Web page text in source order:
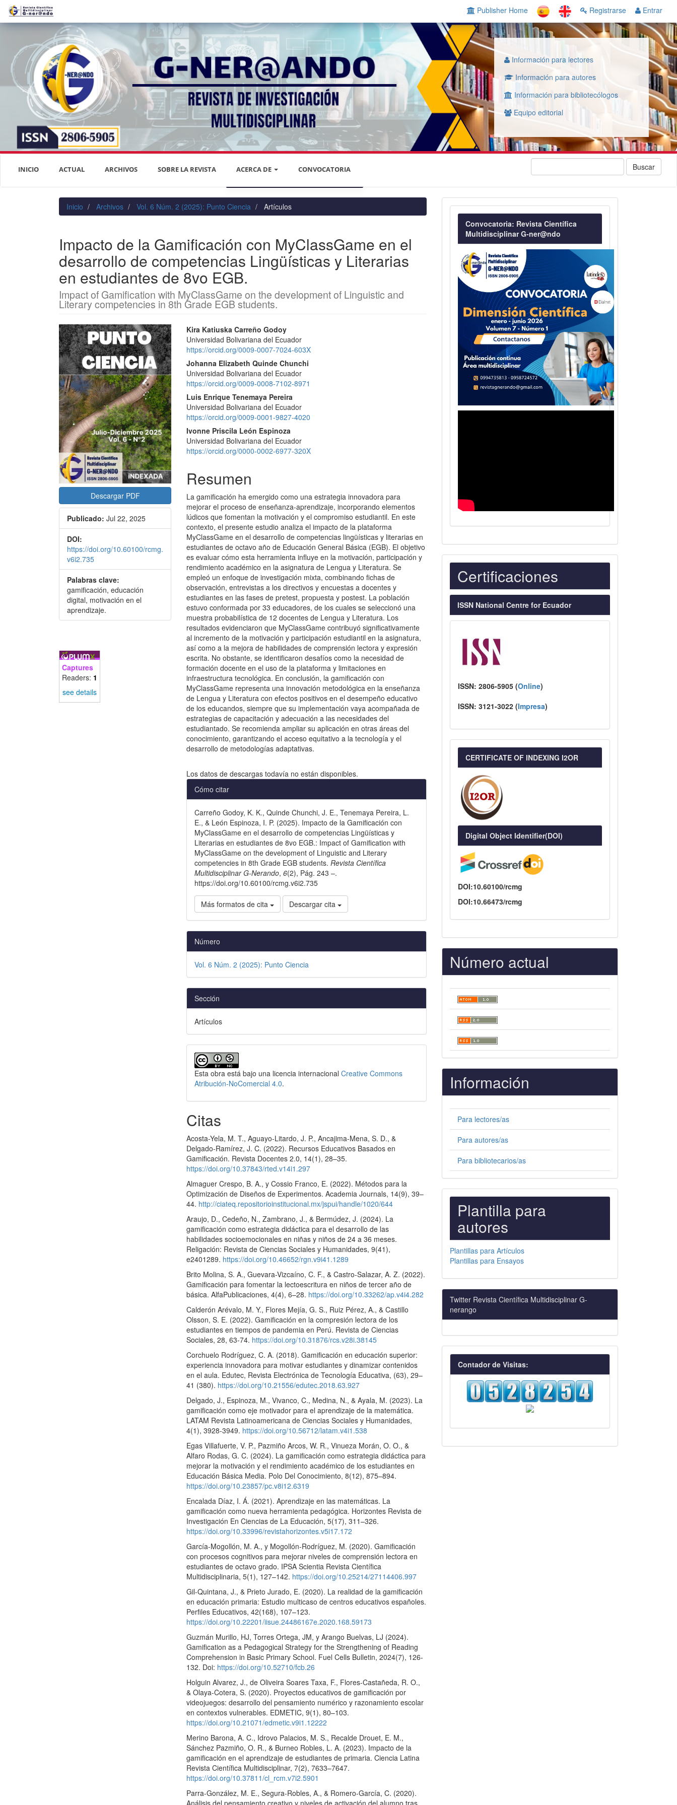
Navegación
principal
Contenido
Barra
lateral
Publisher Home Registrarse Entrar
Información para lectores
Información para autores
Información para bibliotecólogos
Equipo editorial
INICIO ACTUAL ARCHIVOS SOBRE LA REVISTA ACERCA DE
DECLARACIÓN DE PRIVACIDAD
EQUIPO EDITORIAL
PROTOCOLO DE INTEROPERABILIDAD
¿CÓMO REGISTRARSE?
CONTACTO
ENVÍOS
REGISTRARSE
ENTRAR
CONVOCATORIA Buscar
Inicio Archivos Vol. 6 Núm. 2 (2025): Punto Ciencia Artículos
Impacto de la Gamificación con MyClassGame en el
desarrollo de competencias Lingüísticas y Literarias
en estudiantes de 8vo EGB.
Impact of Gamification with MyClassGame on the development of Linguistic and
Literary competencies in 8th Grade EGB students.
Barra
lateral
del
artículo
Descargar PDF
Publicado: Jul 22, 2025
DOI:
https://doi.org/10.60100/rcmg.
v6i2.735
Palabras clave:
gamificación, educación
digital, motivación en el
aprendizaje.
Captures
Readers: 1
see details
Contenido
principal
del
artículo
Kira Katiuska Carreño Godoy
Universidad Bolivariana del Ecuador
https://orcid.org/0009-0007-7024-603X
Johanna Elizabeth Quinde Chunchi
Universidad Bolivariana del Ecuador
https://orcid.org/0009-0008-7102-8971
Luis Enrique Tenemaya Pereira
Universidad Bolivariana del Ecuador
https://orcid.org/0009-0001-9827-4020
Ivonne Priscila León Espinoza
Universidad Bolivariana del Ecuador
https://orcid.org/0000-0002-6977-320X
Resumen
La gamificación ha emergido como una estrategia innovadora para
mejorar el proceso de enseñanza-aprendizaje, incorporando elementos
lúdicos que fomentan la motivación y el compromiso estudiantil. En este
contexto, el presente estudio analiza el impacto de la plataforma
MyClassGame en el desarrollo de competencias lingüísticas y literarias en
estudiantes de octavo año de Educación General Básica (EGB). El objetivo
es evaluar cómo esta herramienta influye en la motivación, participación y
rendimiento académico en la asignatura de Lengua y Literatura. Se
empleó un enfoque de investigación mixta, combinando fichas de
observación, entrevistas a los directivos y encuestas a docentes y
estudiantes en las fases de pretest, propuesta y postest. La población
estuvo conformada por 33 educadores, de los cuales se seleccionó una
muestra probabilística de 12 docentes de Lengua y Literatura. Los
resultados evidenciaron que MyClassGame contribuyó significativamente
al incremento de la motivación y participación estudiantil en la asignatura,
así como a la mejora de habilidades de comprensión lectora y expresión
escrita. No obstante, se identificaron desafíos como la necesidad de
formación docente en el uso de la plataforma y limitaciones en
infraestructura tecnológica. En conclusión, la gamificación con
MyClassGame representa una innovación metodológica en la enseñanza
de Lengua y Literatura con efectos positivos en el desempeño educativo
de los educandos, siempre que su implementación vaya acompañada de
estrategias de capacitación y adecuación a las necesidades del
estudiantado. Se recomienda ampliar su aplicación en otras áreas del
conocimiento, garantizando el acceso equitativo a la tecnología y el
desarrollo de metodologías adaptativas.
Los datos de descargas todavía no están disponibles.
Detalles
del
artículo
Cómo citar
Carreño Godoy, K. K., Quinde Chunchi, J. E., Tenemaya Pereira, L.
E., & León Espinoza, I. P. (2025). Impacto de la Gamificación con
MyClassGame en el desarrollo de competencias Lingüísticas y
Literarias en estudiantes de 8vo EGB.: Impact of Gamification with
MyClassGame on the development of Linguistic and Literary
competencies in 8th Grade EGB students.Revista Científica
Multidisciplinar G-Nerando,6(2), Pág. 243 –.
https://doi.org/10.60100/rcmg.v6i2.735
Más formatos de cita Descargar cita
Número
Vol. 6 Núm. 2 (2025): Punto Ciencia
Sección
Artículos
Esta obra está bajo una licencia internacionalCreative Commons
Atribución-NoComercial 4.0.
Citas
Acosta-Yela, M. T., Aguayo-Litardo, J. P., Ancajima-Mena, S. D., &
Delgado-Ramírez, J. C. (2022). Recursos Educativos Basados en
Gamificación. Revista Docentes 2.0, 14(1), 28–35.
https://doi.org/10.37843/rted.v14i1.297
Almaguer Crespo, B. A., y Cossio Franco, E. (2022). Métodos para la
Optimización de Diseños de Experimentos. Academia Journals, 14(9), 39–
44. http://ciateq.repositorioinstitucional.mx/jspui/handle/1020/644
Araujo, D., Cedeño, N., Zambrano, J., & Bermúdez, J. (2024). La
gamificación como estrategia didáctica para el desarrollo de las
habilidades socioemocionales en niñas y niños de 24 a 36 meses.
Religación: Revista de Ciencias Sociales y Humanidades, 9(41),
e2401289. https://doi.org/10.46652/rgn.v9i41.1289
Brito Molina, S. A., Guevara-Vizcaíno, C. F., & Castro-Salazar, A. Z. (2022).
Gamificación para fomentar la lectoescritura en niños de tercer año de
básica. AlfaPublicaciones, 4(4), 6–28. https://doi.org/10.33262/ap.v4i4.282
Calderón Arévalo, M. Y., Flores Mejía, G. S., Ruiz Pérez, A., & Castillo
Olsson, S. E. (2022). Gamificación en la compresión lectora de los
estudiantes en tiempos de pandemia en Perú. Revista de Ciencias
Sociales, 28, 63-74. https://doi.org/10.31876/rcs.v28i.38145
Corchuelo Rodríguez, C. A. (2018). Gamificación en educación superior:
experiencia innovadora para motivar estudiantes y dinamizar contenidos
en el aula. Edutec, Revista Electrónica de Tecnología Educativa, (63), 29–
41 (380). https://doi.org/10.21556/edutec.2018.63.927
Delgado, J., Espinoza, M., Vivanco, C., Medina, N., & Ayala, M. (2023). La
gamificación como eje motivador para el aprendizaje de la matemática.
LATAM Revista Latinoamericana de Ciencias Sociales y Humanidades,
4(1), 3928-3949. https://doi.org/10.56712/latam.v4i1.538
Egas Villafuerte, V. P., Pazmiño Arcos, W. R., Vinueza Morán, O. O., &
Alfaro Rodas, G. C. (2024). La gamificación como estrategia didáctica para
mejorar la motivación y el rendimiento académico de los estudiantes en
Educación Básica Media. Polo Del Conocimiento, 8(12), 875–894.
https://doi.org/10.23857/pc.v8i12.6319
Encalada Díaz, I. Á. (2021). Aprendizaje en las matemáticas. La
gamificación como nueva herramienta pedagógica. Horizontes Revista de
Investigación En Ciencias de La Educación, 5(17), 311–326.
https://doi.org/10.33996/revistahorizontes.v5i17.172
García-Mogollón, M. A., y Mogollón-Rodríguez, M. (2020). Gamificación
con procesos cognitivos para mejorar niveles de comprensión lectora en
estudiantes de octavo grado. IPSA Scientia Revista Científica
Multidisciplinaria, 5(1), 127–142. https://doi.org/10.25214/27114406.997
Gil-Quintana, J., & Prieto Jurado, E. (2020). La realidad de la gamificación
en educación primaria: Estudio multicaso de centros educativos españoles.
Perfiles Educativos, 42(168), 107–123.
https://doi.org/10.22201/iisue.24486167e.2020.168.59173
Guzmán Murillo, HJ, Torres Ortega, JM, y Arango Buelvas, LJ (2024).
Gamification as a Pedagogical Strategy for the Strengthening of Reading
Comprehension in Basic Primary School. Fuel Cells Bulletin, 2024(7), 126-
132. Doi: https://doi.org/10.52710/fcb.26
Holguin Alvarez, J., de Oliveira Soares Taxa, F., Flores-Castañeda, R. O.,
& Olaya-Cotera, S. (2020). Proyectos educativos de gamificación por
videojuegos: desarrollo del pensamiento numérico y razonamiento escolar
en contextos vulnerables. EDMETIC, 9(1), 80–103.
https://doi.org/10.21071/edmetic.v9i1.12222
Merino Barona, A. C., Idrovo Palacios, M. S., Recalde Drouet, E. M.,
Sánchez Pazmiño, O. R., & Burneo Robles, L. A. (2023). Impacto de la
gamificación en el aprendizaje de estudiantes de primaria. Ciencia Latina
Revista Científica Multidisciplinar, 7(2), 7633–7647.
https://doi.org/10.37811/cl_rcm.v7i2.5901
Parra-González, M. E., Segura-Robles, A., & Romero-García, C. (2020).
Convocatoria
Convocatoria: Revista Científica
Multidisciplinar G-ner@ndo
Indexaciones
Certificaciones
ISSN National Centre for Ecuador
ISSN: 2806-5905 (Online)
ISSN: 3121-3022 (Impresa)
CERTIFICATE OF INDEXING I2OR
Digital Object Identifier(DOI)
DOI:10.60100/rcmg
DOI:10.66473/rcmg
Número actual
Información
Para lectores/as
Para autores/as
Para bibliotecarios/as
PLANTILLAS
PARA
AUTORES
Plantilla para
autores
Plantillas para Artículos
Plantillas para Ensayos
Twitter Revista Científica Multidisciplinar G-
nerango
visitas
Contador de Visitas: